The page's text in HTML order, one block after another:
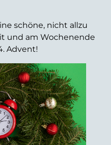
schöne, nicht allzu
und am Wochenende
Advent!